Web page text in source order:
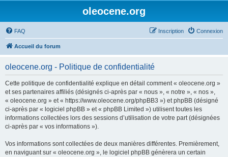
oleocene.org
FAQ Connexion
Inscription
Accueil du forum
oleocene.org - Politique de confidentialité
Cette politique de confidentialité explique en détail comment « oleocene.org »
et ses partenaires affiliés (désignés ci-après par « nous », « notre », « nos »,
« oleocene.org » et « https://www.oleocene.org/phpBB3 ») et phpBB (désigné
ci-après par « logiciel phpBB » et « phpBB Limited ») utilisent toutes les
informations collectées lors des sessions d’utilisation de votre part (désignées
ci-après par « vos informations »).
Vos informations sont collectées de deux manières différentes. Premièrement,
en naviguant sur « oleocene.org », le logiciel phpBB génèrera un certain